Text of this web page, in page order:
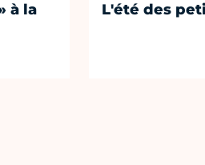
à la
L'été des